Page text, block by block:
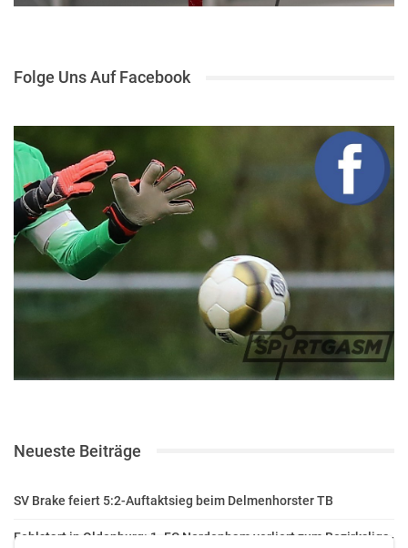
Folge Uns Auf Facebook
Neueste Beiträge
SV Brake feiert 5:2-Auftaktsieg beim Delmenhorster TB
Fehlstart in Oldenburg: 1. FC Nordenham verliert zum Bezirksliga-